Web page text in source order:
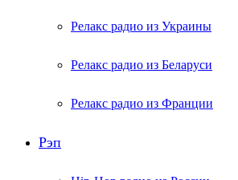
Релакс радио из Украины
Релакс радио из Беларуси
Релакс радио из Франции
Рэп